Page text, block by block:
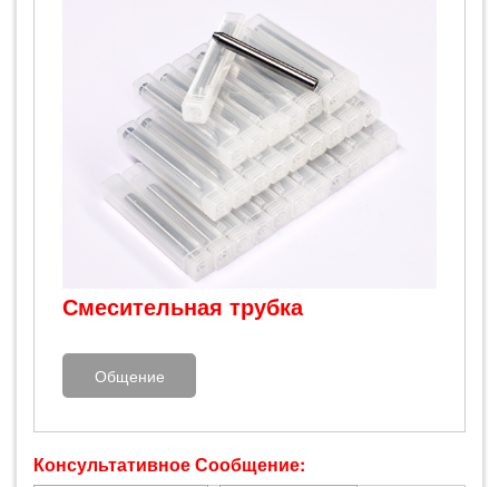
Смесительная трубка
Общение
Консультативное Сообщение: